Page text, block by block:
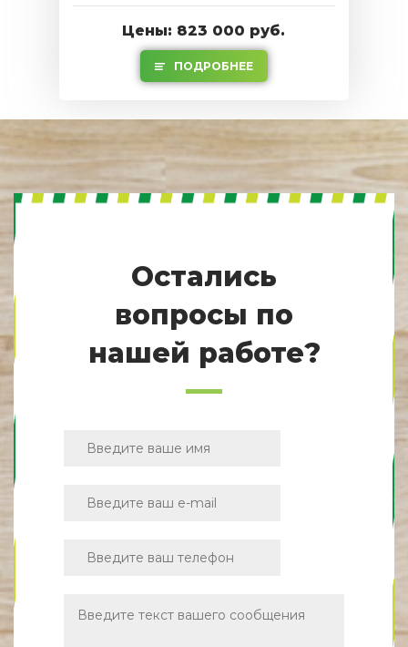
Цены: 823 000 руб.
ПОДРОБНЕЕ
Остались
вопросы по
нашей работе?